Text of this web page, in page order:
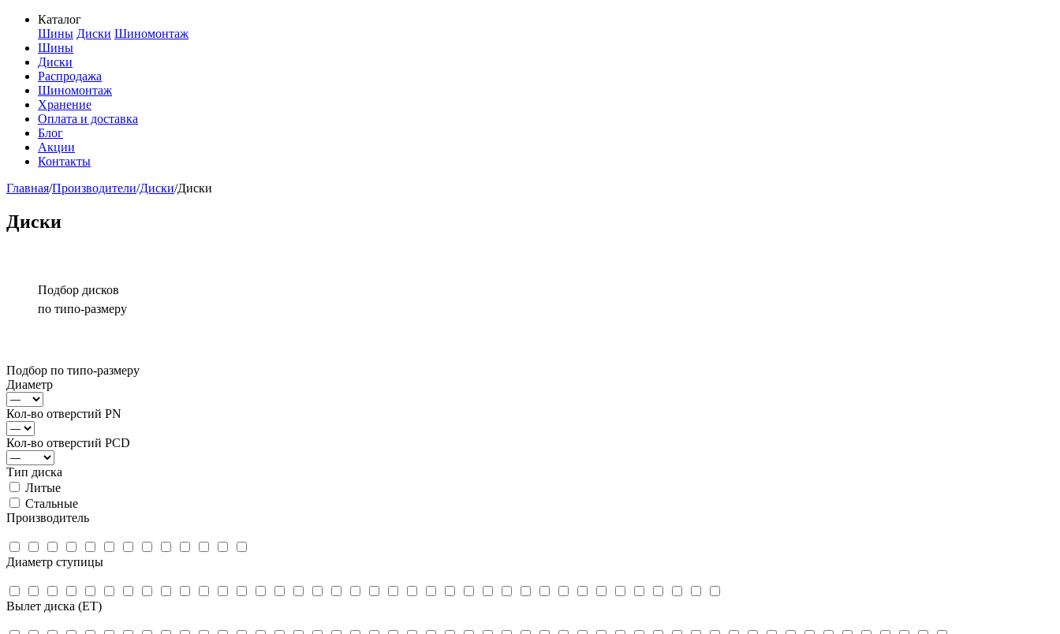
Каталог
Шины Диски Шиномонтаж
Шины
Диски
Распродажа
Шиномонтаж
Хранение
Оплата и доставка
Блог
Акции
Контакты
Главная/Производители/Диски/Диски
Диски
Подбор дисков
по типо-размеру
Подбор по типо-размеру
Диаметр
Кол-во отверстий PN
Кол-во отверстий PCD
Тип диска
Литые
Стальные
Производитель
Диаметр ступицы
Вылет диска (ET)